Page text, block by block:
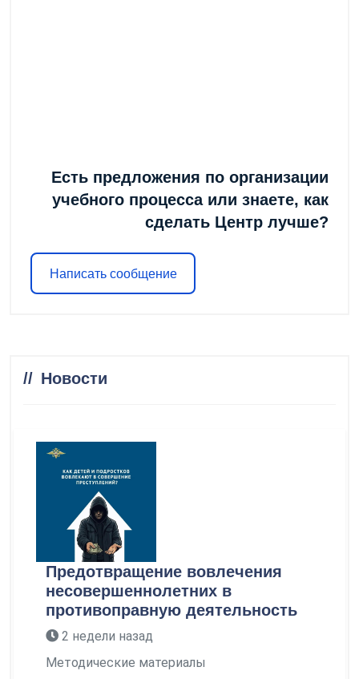
Есть предложения по организации
учебного процесса или знаете, как
сделать Центр лучше?
Написать сообщение
Новости
Предотвращение вовлечения
несовершеннолетних в
противоправную деятельность
2 недели назад
Методические материалы